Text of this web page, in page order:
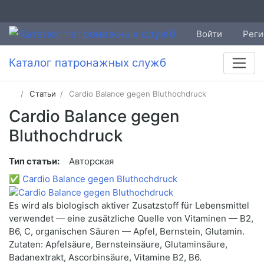
Войти
Каталог патронажных служб
Статьи Cardio Balance gegen Bluthochdruck
Cardio Balance gegen
Bluthochdruck
Тип статьи:
Авторская
✅ Cardio Balance gegen Bluthochdruck
Es wird als biologisch aktiver Zusatzstoff für Lebensmittel
verwendet — eine zusätzliche Quelle von Vitaminen — B2,
B6, C, organischen Säuren — Apfel, Bernstein, Glutamin.
Zutaten: Apfelsäure, Bernsteinsäure, Glutaminsäure,
Badanextrakt, Ascorbinsäure, Vitamine B2, B6.